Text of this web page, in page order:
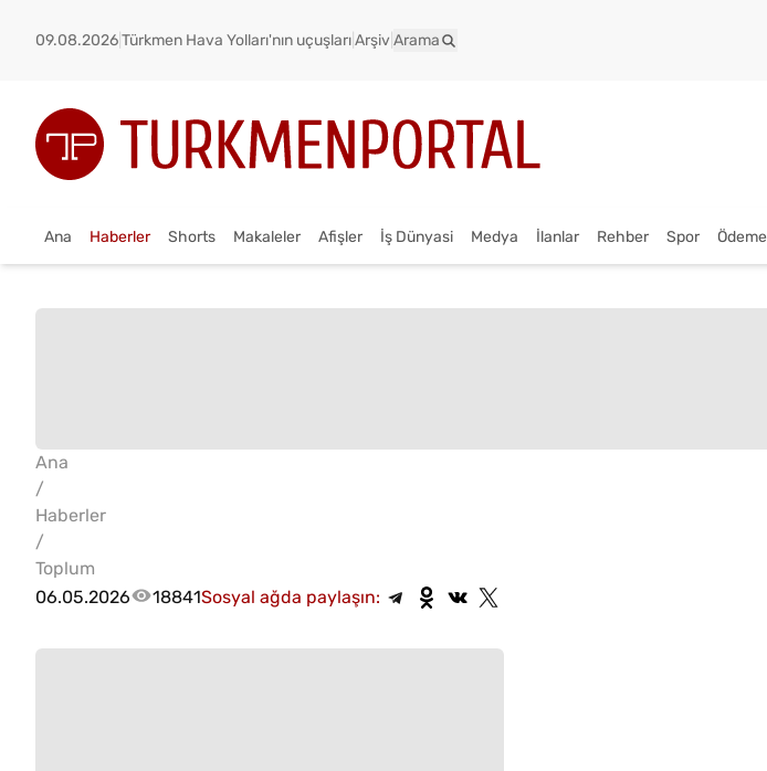
09.08.2026Türkmen Hava Yolları'nın uçuşlarıArşiv Arama
Ana Haberler Shorts Makaleler Afişler İş Dünyasi Medya İlanlar Rehber Spor Ödeme
Ana
/
Haberler
/
Toplum
06.05.2026
18841Sosyal ağda paylaşın: